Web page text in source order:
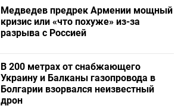
Медведев предрек Армении мощный
кризис или «что похуже» из-за
разрыва с Россией
В 200 метрах от снабжающего
Украину и Балканы газопровода в
Болгарии взорвался неизвестный
дрон